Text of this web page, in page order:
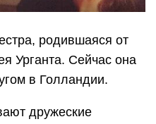
родившаяся от
Урганта. Сейчас она
в Голландии.
дружеские